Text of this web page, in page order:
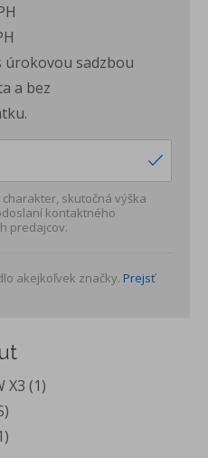
úrokovou sadzbou
a bez
skutočná výška
kontaktného
predajcov.
akejkoľvek značky. Prejsť
X3 (1)